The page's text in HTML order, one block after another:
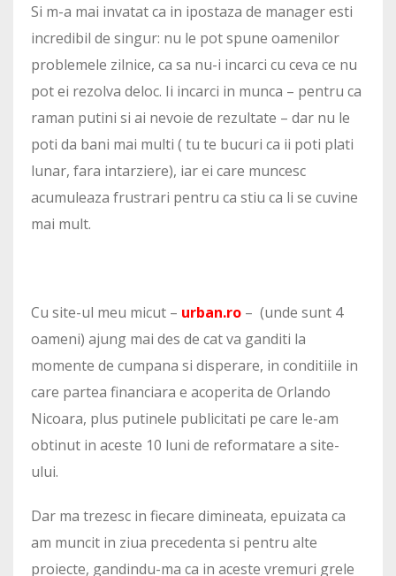
Si m-a mai invatat ca in ipostaza de manager esti
incredibil de singur: nu le pot spune oamenilor
problemele zilnice, ca sa nu-i incarci cu ceva ce nu
pot ei rezolva deloc. Ii incarci in munca – pentru ca
raman putini si ai nevoie de rezultate – dar nu le
poti da bani mai multi ( tu te bucuri ca ii poti plati
lunar, fara intarziere), iar ei care muncesc
acumuleaza frustrari pentru ca stiu ca li se cuvine
mai mult.
Cu site-ul meu micut – urban.ro – (unde sunt 4
oameni) ajung mai des de cat va ganditi la
momente de cumpana si disperare, in conditiile in
care partea financiara e acoperita de Orlando
Nicoara, plus putinele publicitati pe care le-am
obtinut in aceste 10 luni de reformatare a site-
ului.
Dar ma trezesc in fiecare dimineata, epuizata ca
am muncit in ziua precedenta si pentru alte
proiecte, gandindu-ma ca in aceste vremuri grele